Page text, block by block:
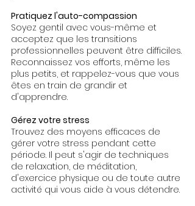
Pratiquez l'auto-compassion
Soyez gentil avec vous-même et
acceptez que les transitions
professionnelles peuvent être difficiles.
Reconnaissez vos efforts, même les
plus petits, et rappelez-vous que vous
êtes en train de grandir et
d'apprendre.
Gérez votre stress
Trouvez des moyens efficaces de
gérer votre stress pendant cette
période. Il peut s'agir de techniques
de relaxation, de méditation,
d'exercice physique ou de toute autre
activité qui vous aide à vous détendre.